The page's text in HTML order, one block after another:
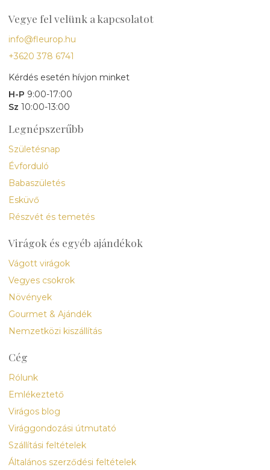
Vegye fel velünk a kapcsolatot
info@fleurop.hu
+3620 378 6741
Kérdés esetén hívjon minket
H-P 9:00-17:00
Sz 10:00-13:00
Legnépszerűbb
Születésnap
Évforduló
Babaszületés
Esküvő
Részvét és temetés
Virágok és egyéb ajándékok
Vágott virágok
Vegyes csokrok
Növények
Gourmet & Ajándék
Nemzetközi kiszállítás
Cég
Rólunk
Emlékeztető
Virágos blog
Virággondozási útmutató
Szállítási feltételek
Általános szerződési feltételek